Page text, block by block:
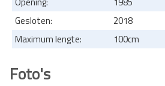
Gesloten:
2018
Maximum lengte:
100cm
Foto's